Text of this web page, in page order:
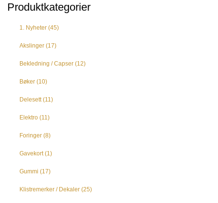
Produktkategorier
1. Nyheter (45)
Akslinger (17)
Bekledning / Capser (12)
Bøker (10)
Delesett (11)
Elektro (11)
Foringer (8)
Gavekort (1)
Gummi (17)
Klistremerker / Dekaler (25)